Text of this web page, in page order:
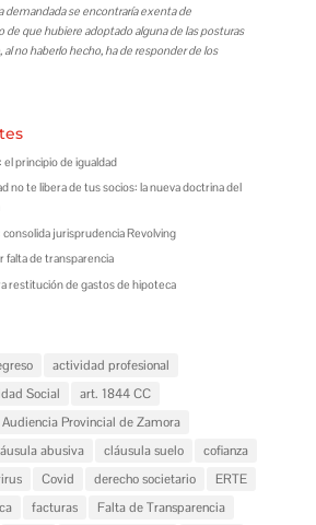
demandada se encontraría exenta de
de que hubiere adoptado alguna de las posturas
al no haberlo hecho, ha de responder de los
principio de igualdad
no te libera de tus socios: la nueva doctrina del
jurisprudencia Revolving
falta de transparencia
restitución de gastos de hipoteca
actividad profesional
Social
art. 1844 CC
Audiencia Provincial de Zamora
abusiva cláusula suelo
cofianza
Covid derecho societario
ERTE
facturas
Falta de Transparencia